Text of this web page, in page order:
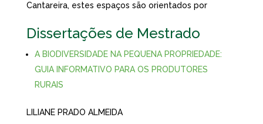
Cantareira, estes espaços são orientados por
Dissertações de Mestrado
A BIODIVERSIDADE NA PEQUENA PROPRIEDADE:
GUIA INFORMATIVO PARA OS PRODUTORES
RURAIS
LILIANE PRADO ALMEIDA